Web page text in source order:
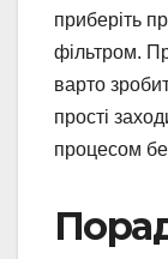
приберіть
фільтром.
варто
прості
процесом